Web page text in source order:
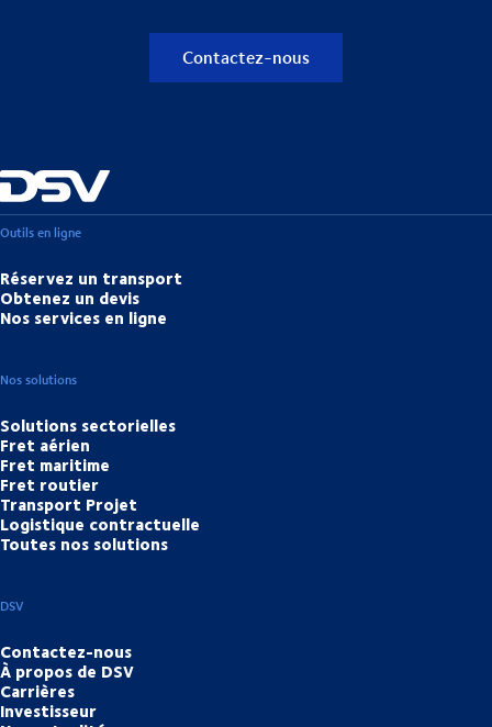
Contactez-nous
Outils en ligne
Réservez un transport
Obtenez un devis
Nos services en ligne
Nos solutions
Solutions sectorielles
Fret aérien
Fret maritime
Fret routier
Transport Projet
Logistique contractuelle
Toutes nos solutions
DSV
Contactez-nous
À propos de DSV
Carrières
Investisseur